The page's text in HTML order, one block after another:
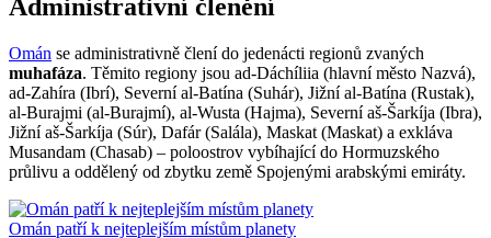
Administrativní členění
Omán se administrativně člení do jedenácti regionů zvaných
muhafáza. Těmito regiony jsou ad-Dáchíliia (hlavní město Nazvá),
ad-Zahíra (Ibrí), Severní al-Batína (Suhár), Jižní al-Batína (Rustak),
al-Burajmi (al-Burajmí), al-Wusta (Hajma), Severní aš-Šarkíja (Ibra),
Jižní aš-Šarkíja (Súr), Dafár (Salála), Maskat (Maskat) a exkláva
Musandam (Chasab) – poloostrov vybíhající do Hormuzského
průlivu a oddělený od zbytku země Spojenými arabskými emiráty.
Omán patří k nejteplejším místům planety